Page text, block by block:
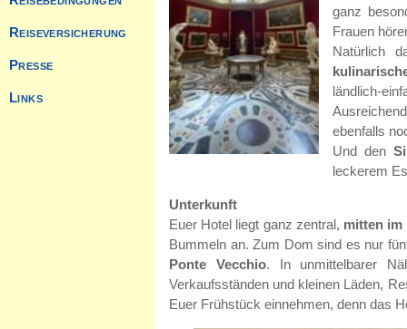
ganz
Frauen
Natürlich
ländlich-
ebenfalls
Und den
leckerem
Unterkunft
Euer Hotel liegt ganz zentral, mitten im
Bummeln an. Zum Dom sind es nur
Ponte Vecchio. In unmittelbarer
Verkaufsständen und kleinen Läden,
Euer Frühstück einnehmen, denn das